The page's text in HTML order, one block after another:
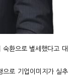
환으로 별세했다고 대
으로 기업이미지가 실추